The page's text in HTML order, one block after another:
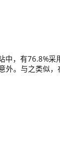
中，有76.8%采
外。与之类似，